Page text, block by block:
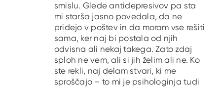
smislu. Glede antidepresivov pa sta
mi starša jasno povedala, da ne
pridejo v poštev in da moram vse rešiti
sama, ker naj bi postala od njih
odvisna ali nekaj takega. Zato zdaj
sploh ne vem, ali si jih želim ali ne. Ko
ste rekli, naj delam stvari, ki me
sproščajo – to mi je psihologinja tudi